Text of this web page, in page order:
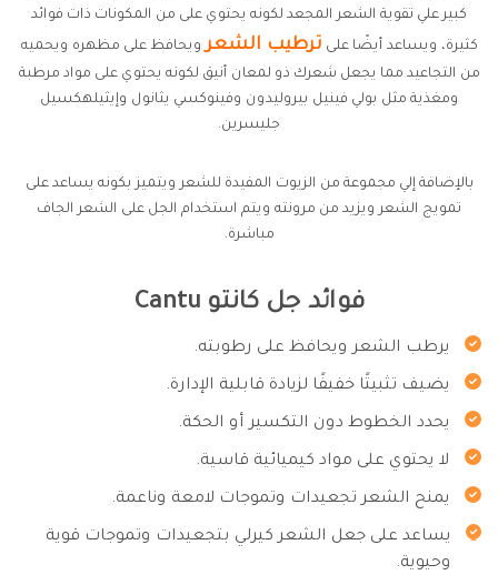
كبير علي تقوية الشعر المجعد لكونه يحتوي على من المكونات ذات فوائد
كثيرة، ويساعد أيضًا على ترطيب الشعرويحافظ على مظهره ويحميه
من التجاعيد مما يجعل شعرك ذو لمعان أنيق لكونه يحتوي على مواد مرطبة
ومغذية مثل بولي فينيل بيروليدون وفينوكسي يثانول وإيثيلهكسيل
جليسرين.
بالإضافة إلي مجموعة من الزيوت المفيدة للشعر ويتميز بكونه يساعد على
تمويج الشعر ويزيد من مرونته ويتم استخدام الجل على الشعر الجاف
مباشرة.
فوائد جل كانتو Cantu
يرطب الشعر ويحافظ على رطوبته.
يضيف تثبيتًا خفيفًا لزيادة قابلية الإدارة.
يحدد الخطوط دون التكسير أو الحكة.
لا يحتوي على مواد كيميائية قاسية.
يمنح الشعر تجعيدات وتموجات لامعة وناعمة.
يساعد على جعل الشعر كيرلي بتجعيدات وتموجات قوية
وحيوية.